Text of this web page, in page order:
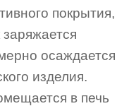
покрытия,
осаждается
изделия.
в печь